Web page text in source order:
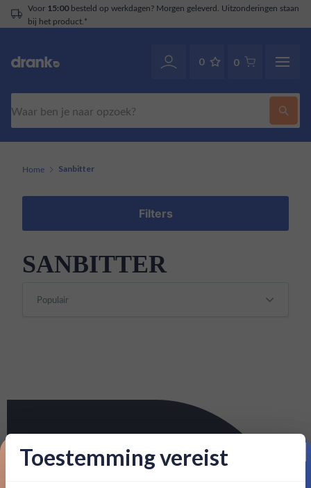
Voor 15:00besteld op werkdagen? Morgen geleverd. Uitzonderingen staan
bij het product.*
0 0
Home Sanbitter
Filters
SANBITTER
Toestemming vereist
Proost op je eerste korting!